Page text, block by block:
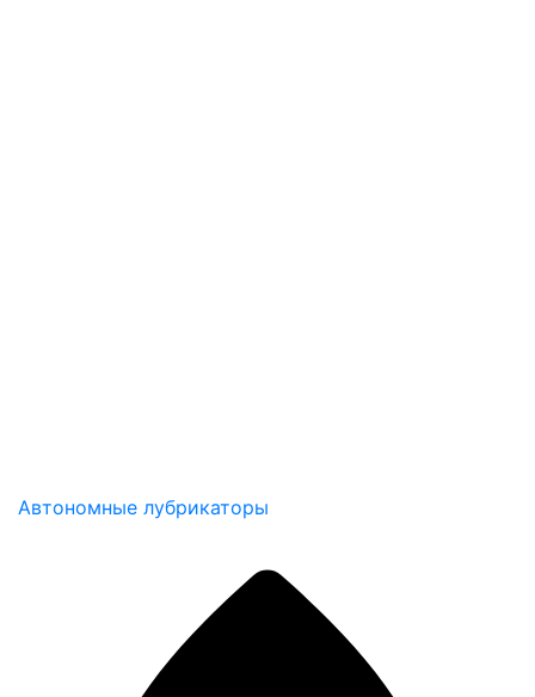
Автономные лубрикаторы